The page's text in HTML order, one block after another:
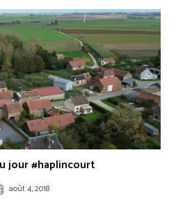
jour #haplincourt
août 4, 2018